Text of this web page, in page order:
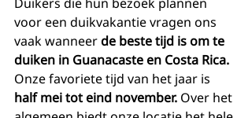
voor een duikvakantie vragen ons
vaak wanneer de beste tijd is om te
duiken in Guanacaste en Costa Rica.
Onze favoriete tijd van het jaar is
half mei tot eind november. Over het